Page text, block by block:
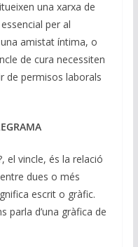
una xarxa de
per al
amistat íntima, o
de cura necessiten
de permisos laborals
el vincle, és la relació
dues o més
escrit o gràfic.
parla d’una gràfica de